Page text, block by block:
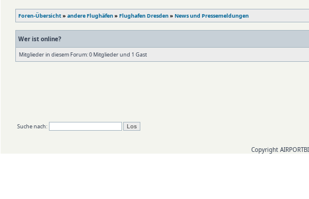
Foren-Übersicht» andere Flughäfen» Flughafen Dresden» News und Pressemeldungen
Wer ist online?
Mitglieder in diesem Forum: 0 Mitglieder und 1 Gast
Suche nach:
Copyright